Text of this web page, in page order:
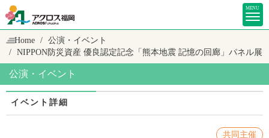
MENU
Home
公演・イベント
NIPPON防災資産 優良認定記念「熊本地震 記憶の回廊」パネル展
公演・イベント
イベント詳細
共同主催